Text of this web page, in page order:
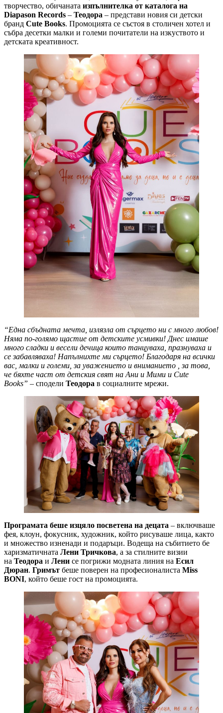
творчество, обичаната изпълнителка от каталога на
Diapason Records – Теодора – представи новия си детски
бранд Cute Books. Промоцията се състоя в столичен хотел и
събра десетки малки и големи почитатели на изкуството и
детската креативност.
“Една сбъдната мечта, излязла от сърцето ни с много любов!
Няма по-голямо щастие от детските усмивки! Днес имаше
много сладки и весели дечица които танцуваха, празнуваха и
се забавляваха! Напълнихте ми сърцето! Благодаря на всички
вас, малки и големи, за уважението и вниманието , за това,
че бяхте част от детския свят на Ани и Мими и Cute
Books” – сподели Теодора в социалните мрежи.
Програмата беше изцяло посветена на децата – включваше
фея, клоун, фокусник, художник, който рисуваше лица, както
и множество изненади и подаръци. Водеща на събитието бе
харизматичната Лени Тричкова, а за стилните визии
на Теодора и Лени се погрижи модната линия на Есил
Дюран. Гримът беше поверен на професионалиста Miss
BONI, който беше гост на промоцията.